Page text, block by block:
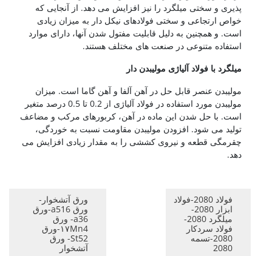
و سختی میلگرد را نیز افزایش می دهد. از آنجایی که
ارتجاعی و سختی فولادهای نیکل دار به میزان زیادی
و همچنین به دلیل قابلیت مفتول شدن آنها، دارای موارد
متنوعی در صنعت های مختلف هستند.
با فولاد آلیاژی مولیبدن دار
عنصر قابل حل در آهن آلفا و آهن گاما است. میزان
مولیبدن مورد استفاده در فولاد آلیاژی از 0.2 تا 0.5 درصد متغیر
با حل شدن این ماده در آهن، کربورهای مرکب و مضاعف
می شود. افزودن مولیبدن مقاومت نسبت به خوردگی،
قطعه و نیروی کششی را به مقدار زیادی افزایش می
ورق آتشخوار-
ورق a516-ورق
a36- ورق
۱۷Mn4-ورق
St52- ورق
فولاد 2080-فولاد
ابزار 2080-
میلگرد 2080-
فولاد سردکار
2080-تسمه